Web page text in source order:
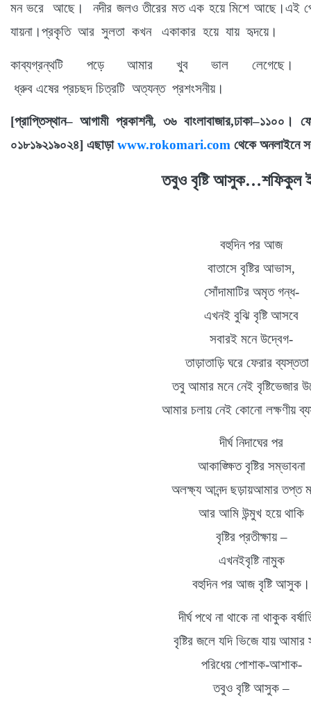
মন ভরে আছে। নদীর জলও তীরের মত এক হয়ে মিশে আছে।এই
যায়না।প্রকৃতি আর সুলতা কখন একাকার হয়ে যায় হৃদয়ে।
কাব্যগ্রন্থটি
পড়ে আমার খুব ভাল লেগেছে।
ধ্রুব এষের প্রচছদ চিত্রটি অত্যন্ত প্রশংসনীয়।
[প্রাপ্তিস্থান–আগামী প্রকাশনী,৩৬ বাংলাবাজার,ঢাকা–১১০০।
০১৮১৯২১৯০২৪] এছাড়াwww.rokomari.com থেকে অনলাইনে
তবুও বৃষ্টি আসুক…শফিকুল
বহুদিন পর আজ
বাতাসে বৃষ্টির আভাস,
সোঁদামাটির অমৃত গন্ধ-
এখনই বুঝি বৃষ্টি আসবে
সবারই মনে উদ্বেগ-
তাড়াতাড়ি ঘরে ফেরার
তবু আমার মনে নেই বৃষ্টিভেজার
আমার চলায় নেই কোনো লক্ষণীয়
দীর্ঘ নিদাঘের পর
আকাঙ্ক্ষিত বৃষ্টির সম্ভাবনা
অলক্ষ্য আনন্দ ছড়ায়আমার তপ্ত
আর আমি উন্মুখ হয়ে থাকি
বৃষ্টির প্রতীক্ষায়–
এখনইবৃষ্টি নামুক
বহুদিন পর আজ বৃষ্টি আসুক ।
দীর্ঘ পথে না থাকে না থাকুক
বৃষ্টির জলে যদি ভিজে যায় আমার
পরিধেয় পোশাক-আশাক-
তবুও বৃষ্টি আসুক–